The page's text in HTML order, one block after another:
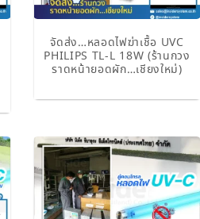
จัดส่ง…หลอดไฟฆ่าเชื้อ UVC
PHILIPS TL-L 18W (ร้านกวง
ราดหน้ายอดผัก…เชียงใหม่)